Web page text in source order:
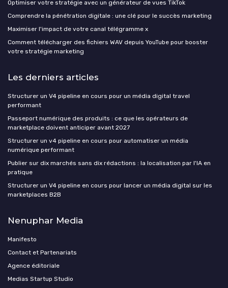
Optimiser votre stratégie avec un générateur de vues TikTok
Comprendre la pénétration digitale : une clé pour le succès marketing
Maximiser l'impact de votre canal télégramme x
Comment télécharger des fichiers WAV depuis YouTube pour booster
votre stratégie marketing
Les derniers articles
Structurer un V4 pipeline en cours pour un média digital travel
performant
Passeport numérique des produits : ce que les opérateurs de
marketplace doivent anticiper avant 2027
Structurer un v4 pipeline en cours pour automatiser un média
numérique performant
Publier sur dix marchés sans dix rédactions : la localisation par l'IA en
pratique
Structurer un V4 pipeline en cours pour lancer un média digital sur les
marketplaces B2B
Nenuphar Media
Manifesto
Contact et Partenariats
Agence éditoriale
Medias Startup Studio